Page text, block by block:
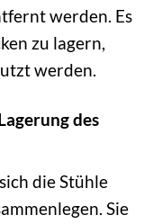
werden. Es
zu lagern,
werden.
des
die Stühle
Sie